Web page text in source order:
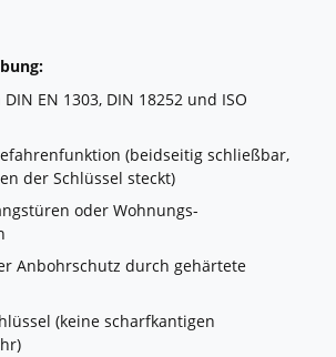
EN 1303, DIN 18252 und ISO
(beidseitig schließbar,
der Schlüssel steckt)
oder Wohnungs-
Anbohrschutz durch gehärtete
(keine scharfkantigen